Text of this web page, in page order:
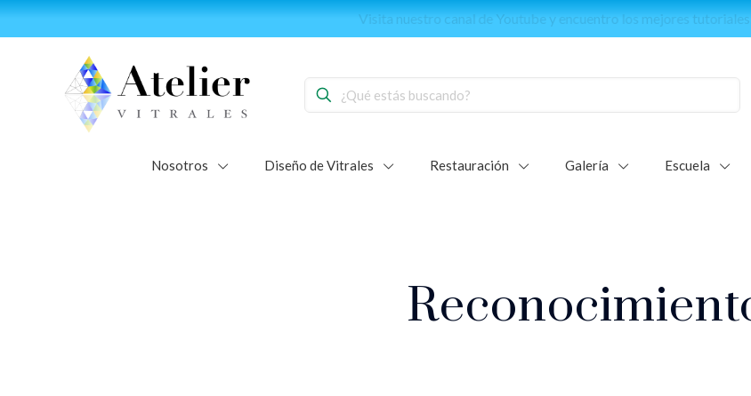
Forma parte de nuestra comunidad mundial de vitralistas:Únete al
Nosotros Diseño de Vitrales Restauración Galería Escuela